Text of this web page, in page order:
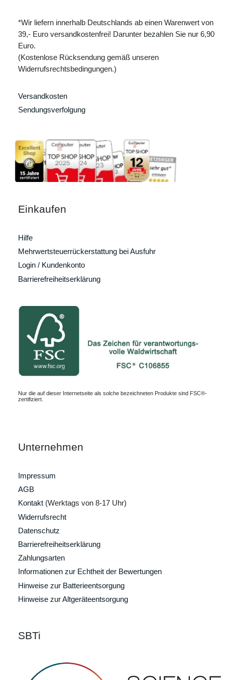
*Wir liefern innerhalb Deutschlands ab einen Warenwert von
39,- Euro versandkostenfrei! Darunter bezahlen Sie nur 6,90
Euro.
(Kostenlose Rücksendung gemäß unseren
Widerrufsrechtsbedingungen.)
Versandkosten
Sendungsverfolgung
Einkaufen
Hilfe
Mehrwertsteuerrückerstattung bei Ausfuhr
Login / Kundenkonto
Barrierefreiheitserklärung
Nur die auf dieser Internetseite als solche bezeichneten Produkte sind FSC®-
zertifiziert.
Unternehmen
Impressum
AGB
Kontakt (Werktags von 8-17 Uhr)
Widerrufsrecht
Datenschutz
Barrierefreiheitserklärung
Zahlungsarten
Informationen zur Echtheit der Bewertungen
Hinweise zur Batterieentsorgung
Hinweise zur Altgeräteentsorgung
SBTi